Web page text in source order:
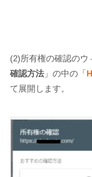
(2)所有権の確認のウ
確認方法 」の中の「
て展開します。